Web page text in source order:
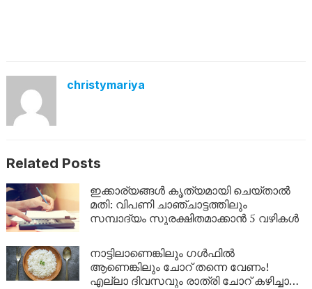
christymariya
Related Posts
ഇക്കാര്യങ്ങൾ കൃത്യമായി ചെയ്താൽ
മതി: വിപണി ചാഞ്ചാട്ടത്തിലും
സമ്പാദ്യം സുരക്ഷിതമാക്കാൻ 5 വഴികൾ
നാട്ടിലാണെങ്കിലും ​ഗൾഫിൽ
ആണെങ്കിലും ചോറ് തന്നെ വേണം!
എല്ലാ ദിവസവും രാത്രി ചോറ് കഴിച്ചാൽ